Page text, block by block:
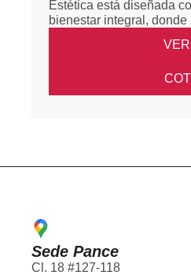
Estética está diseñada
bienestar integral,
Sede Pance
Cl. 18 #127-118